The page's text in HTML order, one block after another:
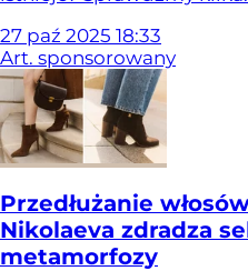
27 paź 2025 18:33
Art. sponsorowany
Przedłużanie
Nikolaeva zdradza
metamorfozy